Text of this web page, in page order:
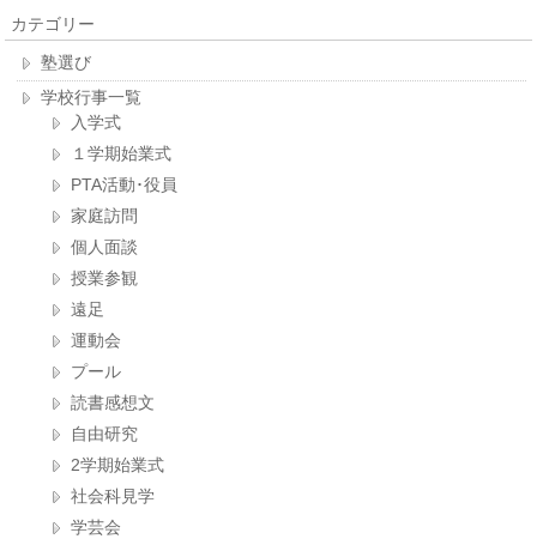
カテゴリー
塾選び
学校行事一覧
入学式
１学期始業式
PTA活動･役員
家庭訪問
個人面談
授業参観
遠足
運動会
プール
読書感想文
自由研究
2学期始業式
社会科見学
学芸会